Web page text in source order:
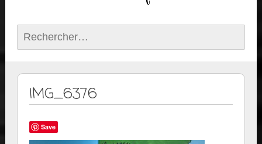
Rechercher :
IMG_6376
Save